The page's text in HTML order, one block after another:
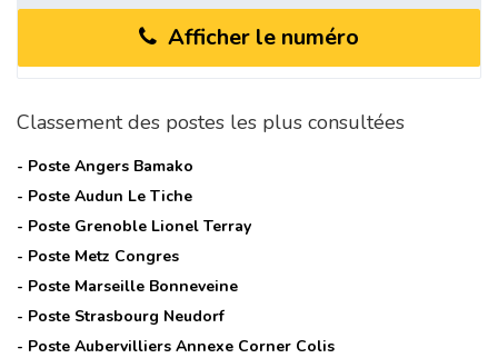
Afficher le numéro
Classement des postes les plus consultées
- Poste Angers Bamako
- Poste Audun Le Tiche
- Poste Grenoble Lionel Terray
- Poste Metz Congres
- Poste Marseille Bonneveine
- Poste Strasbourg Neudorf
- Poste Aubervilliers Annexe Corner Colis